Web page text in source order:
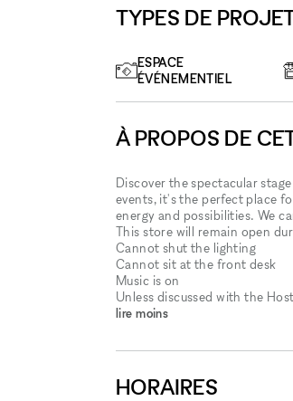
TYPES DE
ESPACE
ÉVÉNEMENTIEL
À PROPOS DE
Discover the spectacular
events, it's the perfect place
energy and possibilities. We
This store will remain open
Cannot shut the lighting
Cannot sit at the front desk
Music is on
Unless discussed with the
lire moins
HORAIRES